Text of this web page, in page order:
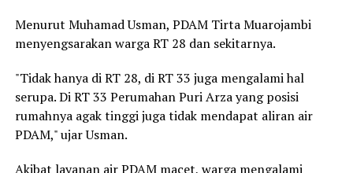
Menurut Muhamad Usman, PDAM Tirta Muarojambi
menyengsarakan warga RT 28 dan sekitarnya.
"Tidak hanya di RT 28, di RT 33 juga mengalami hal
serupa. Di RT 33 Perumahan Puri Arza yang posisi
rumahnya agak tinggi juga tidak mendapat aliran air
PDAM," ujar Usman.
Akibat layanan air PDAM macet, warga mengalami